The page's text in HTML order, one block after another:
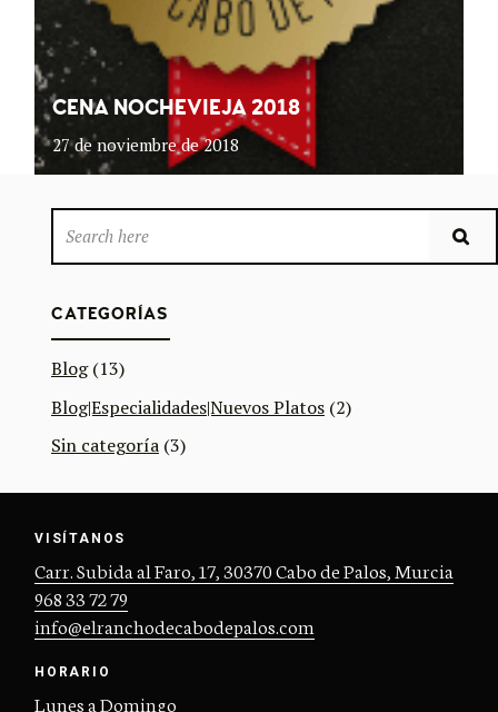
CENA NOCHEVIEJA 2018
27 de noviembre de 2018
CATEGORÍAS
Blog(13)
Blog|Especialidades|Nuevos Platos (2)
Sin categoría (3)
VISÍTANOS
Carr. Subida al Faro, 17, 30370 Cabo de Palos, Murcia
968 33 72 79
info@elranchodecabodepalos.com
HORARIO
Lunes a Domingo